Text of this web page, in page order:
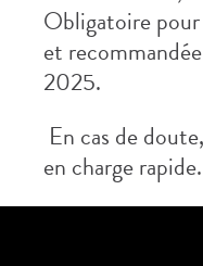
Obligatoire pour
et
2025.
En cas de
en charge rapide.